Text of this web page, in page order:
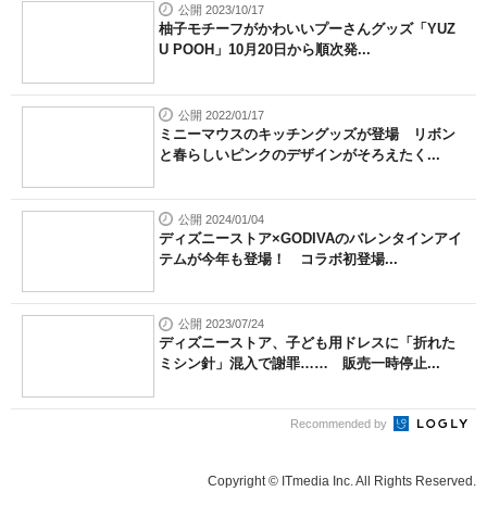
公開 2023/10/17
柚子モチーフがかわいいプーさんグッズ「YUZ
U POOH」10月20日から順次発...
公開 2022/01/17
ミニーマウスのキッチングッズが登場 リボン
と春らしいピンクのデザインがそろえたく...
公開 2024/01/04
ディズニーストア×GODIVAのバレンタインアイ
テムが今年も登場！ コラボ初登場...
公開 2023/07/24
ディズニーストア、子ども用ドレスに「折れた
ミシン針」混入で謝罪…… 販売一時停止...
Recommended by
Copyright © ITmedia Inc. All Rights Reserved.